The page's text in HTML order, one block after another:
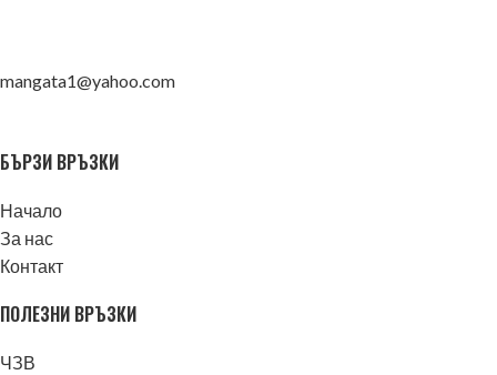
mangata1@yahoo.com
БЪРЗИ ВРЪЗКИ
Начало
За нас
Контакт
ПОЛЕЗНИ ВРЪЗКИ
ЧЗВ